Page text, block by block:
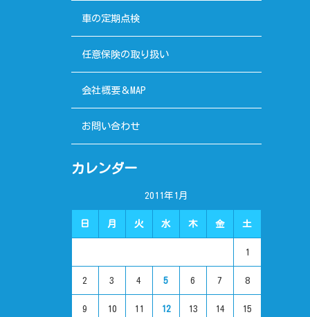
車の定期点検
任意保険の取り扱い
会社概要＆MAP
お問い合わせ
カレンダー
2011年1月
日 月 火 水 木 金 土
1
2 3 4 5 6 7 8
9 10 11 12 13 14 15